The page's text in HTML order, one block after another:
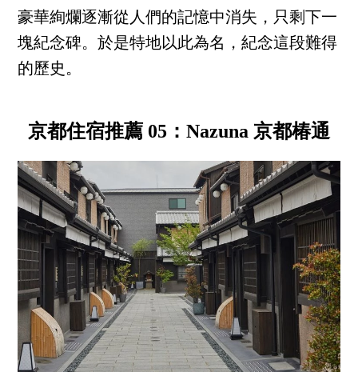
豪華絢爛逐漸從人們的記憶中消失，只剩下一
塊紀念碑。於是特地以此為名，紀念這段難得
的歷史。
京都住宿推薦 05：Nazuna 京都椿通